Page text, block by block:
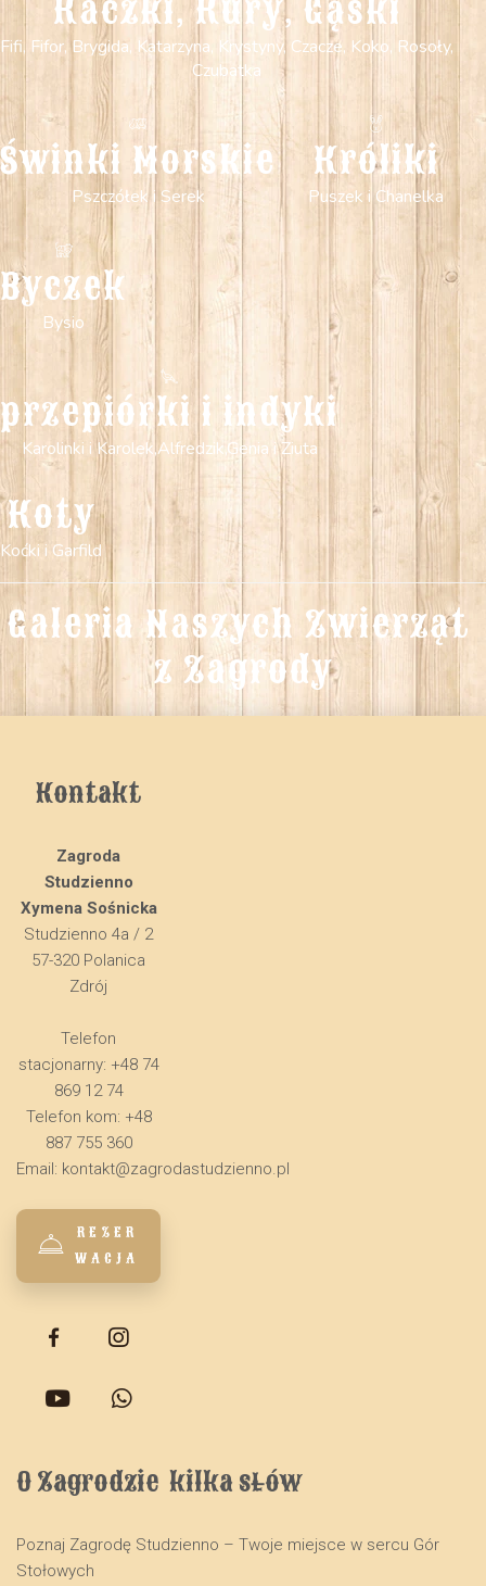
Kaczki, Kury, Gąski
Fifi, Fifor, Brygida, Katarzyna, Krystyny, Czacze, Koko, Rosoły,
Czubatka
Świnki Morskie
Pszczółek i Serek
Króliki
Puszek i Chanelka
Byczek
Bysio
przepiórki i indyki
Karolinki i Karolek,Alfredzik,Genia i Ziuta
Koty
Koćki i Garfild
Galeria Naszych Zwierząt
z Zagrody
O Zagrodzie  kilka słów
Poznaj Zagrodę Studzienno – Twoje miejsce w sercu Gór
Stołowych
Kontakt
Zagroda
Studzienno
Xymena Sośnicka
Studzienno 4a / 2
57-320 Polanica
Zdrój
Telefon
stacjonarny: +48 74
869 12 74
Telefon kom: +48
887 755 360
Email: kontakt@zagrodastudzienno.pl
REZER
WACJA